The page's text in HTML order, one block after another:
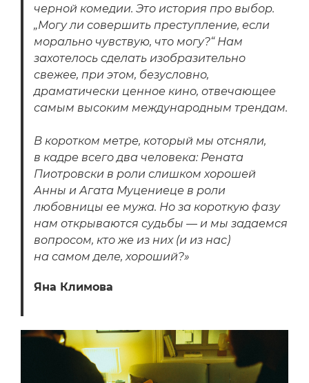
черной комедии. Это история про выбор.
„Могу ли совершить преступление, если
морально чувствую, что могу?“ Нам
захотелось сделать изобразительно
свежее, при этом, безусловно,
драматически ценное кино, отвечающее
самым высоким международным трендам.
В коротком метре, который мы отсняли,
в кадре всего два человека: Рената
Пиотровски в роли слишком хорошей
Анны и Агата Муцениеце в роли
любовницы ее мужа. Но за короткую фазу
нам открываются судьбы — и мы задаемся
вопросом, кто же из них (и из нас)
на самом деле, хороший?»
Яна Климова